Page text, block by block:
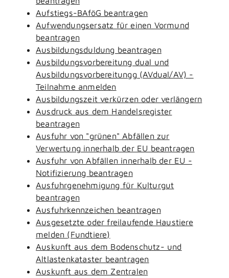
Aufstiegs-BAföG beantragen
Aufwendungsersatz für einen Vormund
beantragen
Ausbildungsduldung beantragen
Ausbildungsvorbereitung dual und
Ausbildungsvorbereitungg (AVdual/AV) -
Teilnahme anmelden
Ausbildungszeit verkürzen oder verlängern
Ausdruck aus dem Handelsregister
beantragen
Ausfuhr von "grünen" Abfällen zur
Verwertung innerhalb der EU beantragen
Ausfuhr von Abfällen innerhalb der EU -
Notifizierung beantragen
Ausfuhrgenehmigung für Kulturgut
beantragen
Ausfuhrkennzeichen beantragen
Ausgesetzte oder freilaufende Haustiere
melden (Fundtiere)
Auskunft aus dem Bodenschutz- und
Altlastenkataster beantragen
Auskunft aus dem Zentralen